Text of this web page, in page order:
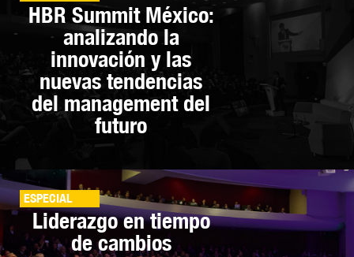
HBR Summit México:
analizando la
innovación y las
nuevas tendencias
del management del
futuro
ESPECIAL
Liderazgo en tiempo
de cambios